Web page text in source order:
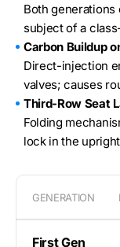
Both
subject of a
Carbon Buildup
Direct-injection
valves; causes
Third-Row Seat
Folding
lock in the
GENERATION
First Gen